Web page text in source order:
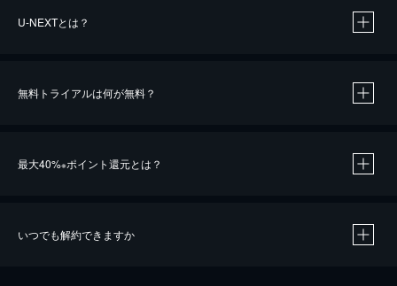
U-NEXTとは？
無料トライアルは何が無料？
最大40%※ポイント還元とは？
いつでも解約できますか